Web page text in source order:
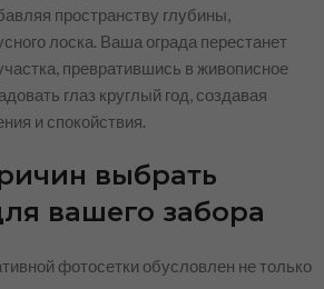
пространству глубины,
лоска. Ваша ограда перестанет
превратившись в живописное
глаз круглый год, создавая
и спокойствия.
выбрать
вашего забора
фотосетки обусловлен не только